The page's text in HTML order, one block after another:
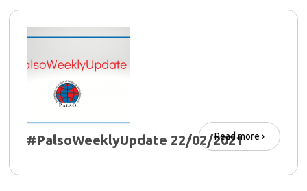
#PalsoWeeklyUpdate 22/02/2021
Read more ›